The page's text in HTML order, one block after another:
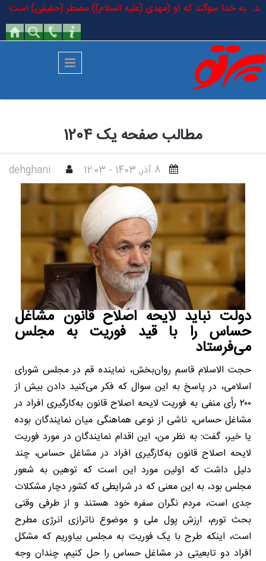
رفتن به محتوای اصلی
فرمودند: به خدا سوگند که او (مهدی (علیه السلام)) مضطر (حقیقی)
مطالب صفحه یک 1204
8 آذر, 1403 - 12:03 dehghani
دولت نباید لایحه اصلاح قانون مشاغل
حساس را با قید فوریت به مجلس
می‌فرستاد
حجت الاسلام قاسم روان‌بخش، نماینده قم در مجلس شورای
اسلامی، در پاسخ به این سوال که فکر می‌کنید دادن بیش از
۲۰۰ رأی منفی به فوریت لایحه اصلاح قانون به‌کارگیری افراد در
مشاغل حساس، ناشی از نوعی هماهنگی میان نمایندگان بوده
یا خیر، گفت: به نظر من، این اقدام نمایندگان در مورد فوریت
لایحه اصلاح قانون به‌کارگیری افراد در مشاغل حساس، چند
دلیل داشت که اولین مورد این است که توهین به شعور
مجلس بود، به این معنی که در شرایطی که کشور دچار مشکلات
جدی است، مردم نگران سفره خود هستند و از طرفی وقتی
بحث تورم، ارزش پول ملی و موضوع ناترازی انرژی مطرح
است، اینکه طرح با یک فوریت به مجلس بیاوریم که مشکل
افراد دو تابعیتی در مشاغل حساس را حل کنیم، چندان وجه